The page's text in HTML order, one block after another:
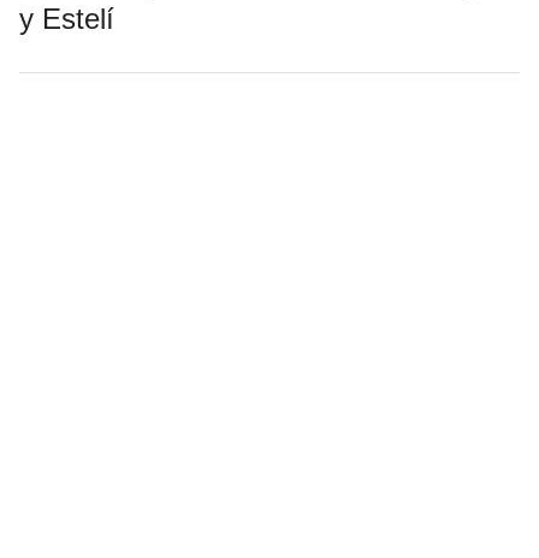
y Estelí